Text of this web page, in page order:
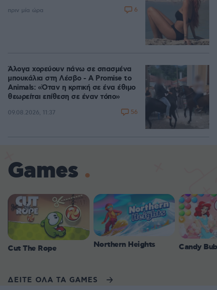
πριν μία ώρα 6
Άλογα χορεύουν πάνω σε σπασμένα
μπουκάλια στη Λέσβο - A Promise to
Animals: «Όταν η κριτική σε ένα έθιμο
θεωρείται επίθεση σε έναν τόπο»
09.08.2026, 11:37 56
Games
Cut The Rope Northern Heights Candy
ΔΕΙΤΕ ΟΛΑ ΤΑ GAMES